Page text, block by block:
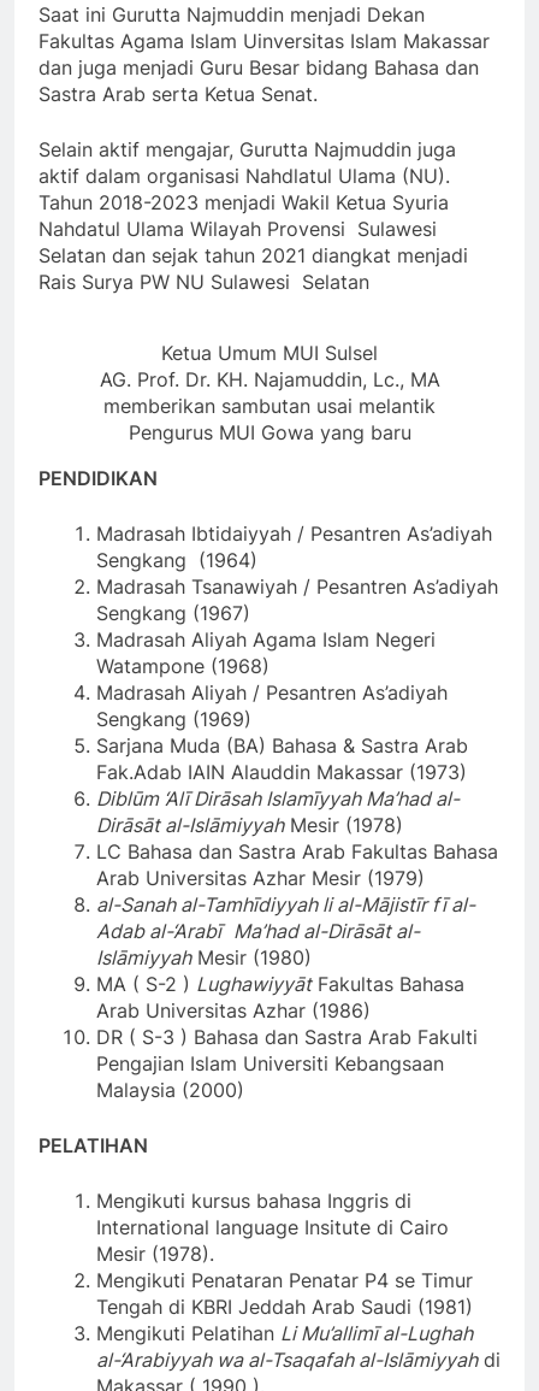
Saat ini Gurutta Najmuddin menjadi Dekan
Fakultas Agama Islam Uinversitas Islam Makassar
dan juga menjadi Guru Besar bidang Bahasa dan
Sastra Arab serta Ketua Senat.
Selain aktif mengajar, Gurutta Najmuddin juga
aktif dalam organisasi Nahdlatul Ulama (NU).
Tahun 2018-2023 menjadi Wakil Ketua Syuria
Nahdatul Ulama Wilayah Provensi Sulawesi
Selatan dan sejak tahun 2021 diangkat menjadi
Rais Surya PW NU Sulawesi Selatan
Ketua Umum MUI Sulsel
AG. Prof. Dr. KH. Najamuddin, Lc., MA
memberikan sambutan usai melantik
Pengurus MUI Gowa yang baru
PENDIDIKAN
Madrasah Ibtidaiyyah / Pesantren As’adiyah
Sengkang (1964)
Madrasah Tsanawiyah / Pesantren As’adiyah
Sengkang (1967)
Madrasah Aliyah Agama Islam Negeri
Watampone (1968)
Madrasah Aliyah / Pesantren As’adiyah
Sengkang (1969)
Sarjana Muda (BA) Bahasa & Sastra Arab
Fak.Adab IAIN Alauddin Makassar (1973)
Diblūm ‘Alī Dirāsah Islamīyyah Ma’had al-
Dirāsāt al-IslāmiyyahMesir (1978)
LC Bahasa dan Sastra Arab Fakultas Bahasa
Arab Universitas Azhar Mesir (1979)
al-Sanah al-Tamhīdiyyah li al-Mājistīr fī al-
Adab al-‘Arabī Ma’had al-Dirāsāt al-
IslāmiyyahMesir (1980)
MA ( S-2 ) LughawiyyātFakultas Bahasa
Arab Universitas Azhar (1986)
DR ( S-3 ) Bahasa dan Sastra Arab Fakulti
Pengajian Islam Universiti Kebangsaan
Malaysia (2000)
PELATIHAN
Mengikuti kursus bahasa Inggris di
International language Insitute di Cairo
Mesir (1978).
Mengikuti Penataran Penatar P4 se Timur
Tengah di KBRI Jeddah Arab Saudi (1981)
Mengikuti Pelatihan Li Mu’allimī al-Lughah
al-‘Arabiyyah wa al-Tsaqafah al-Islāmiyyahdi
Makassar ( 1990 ).